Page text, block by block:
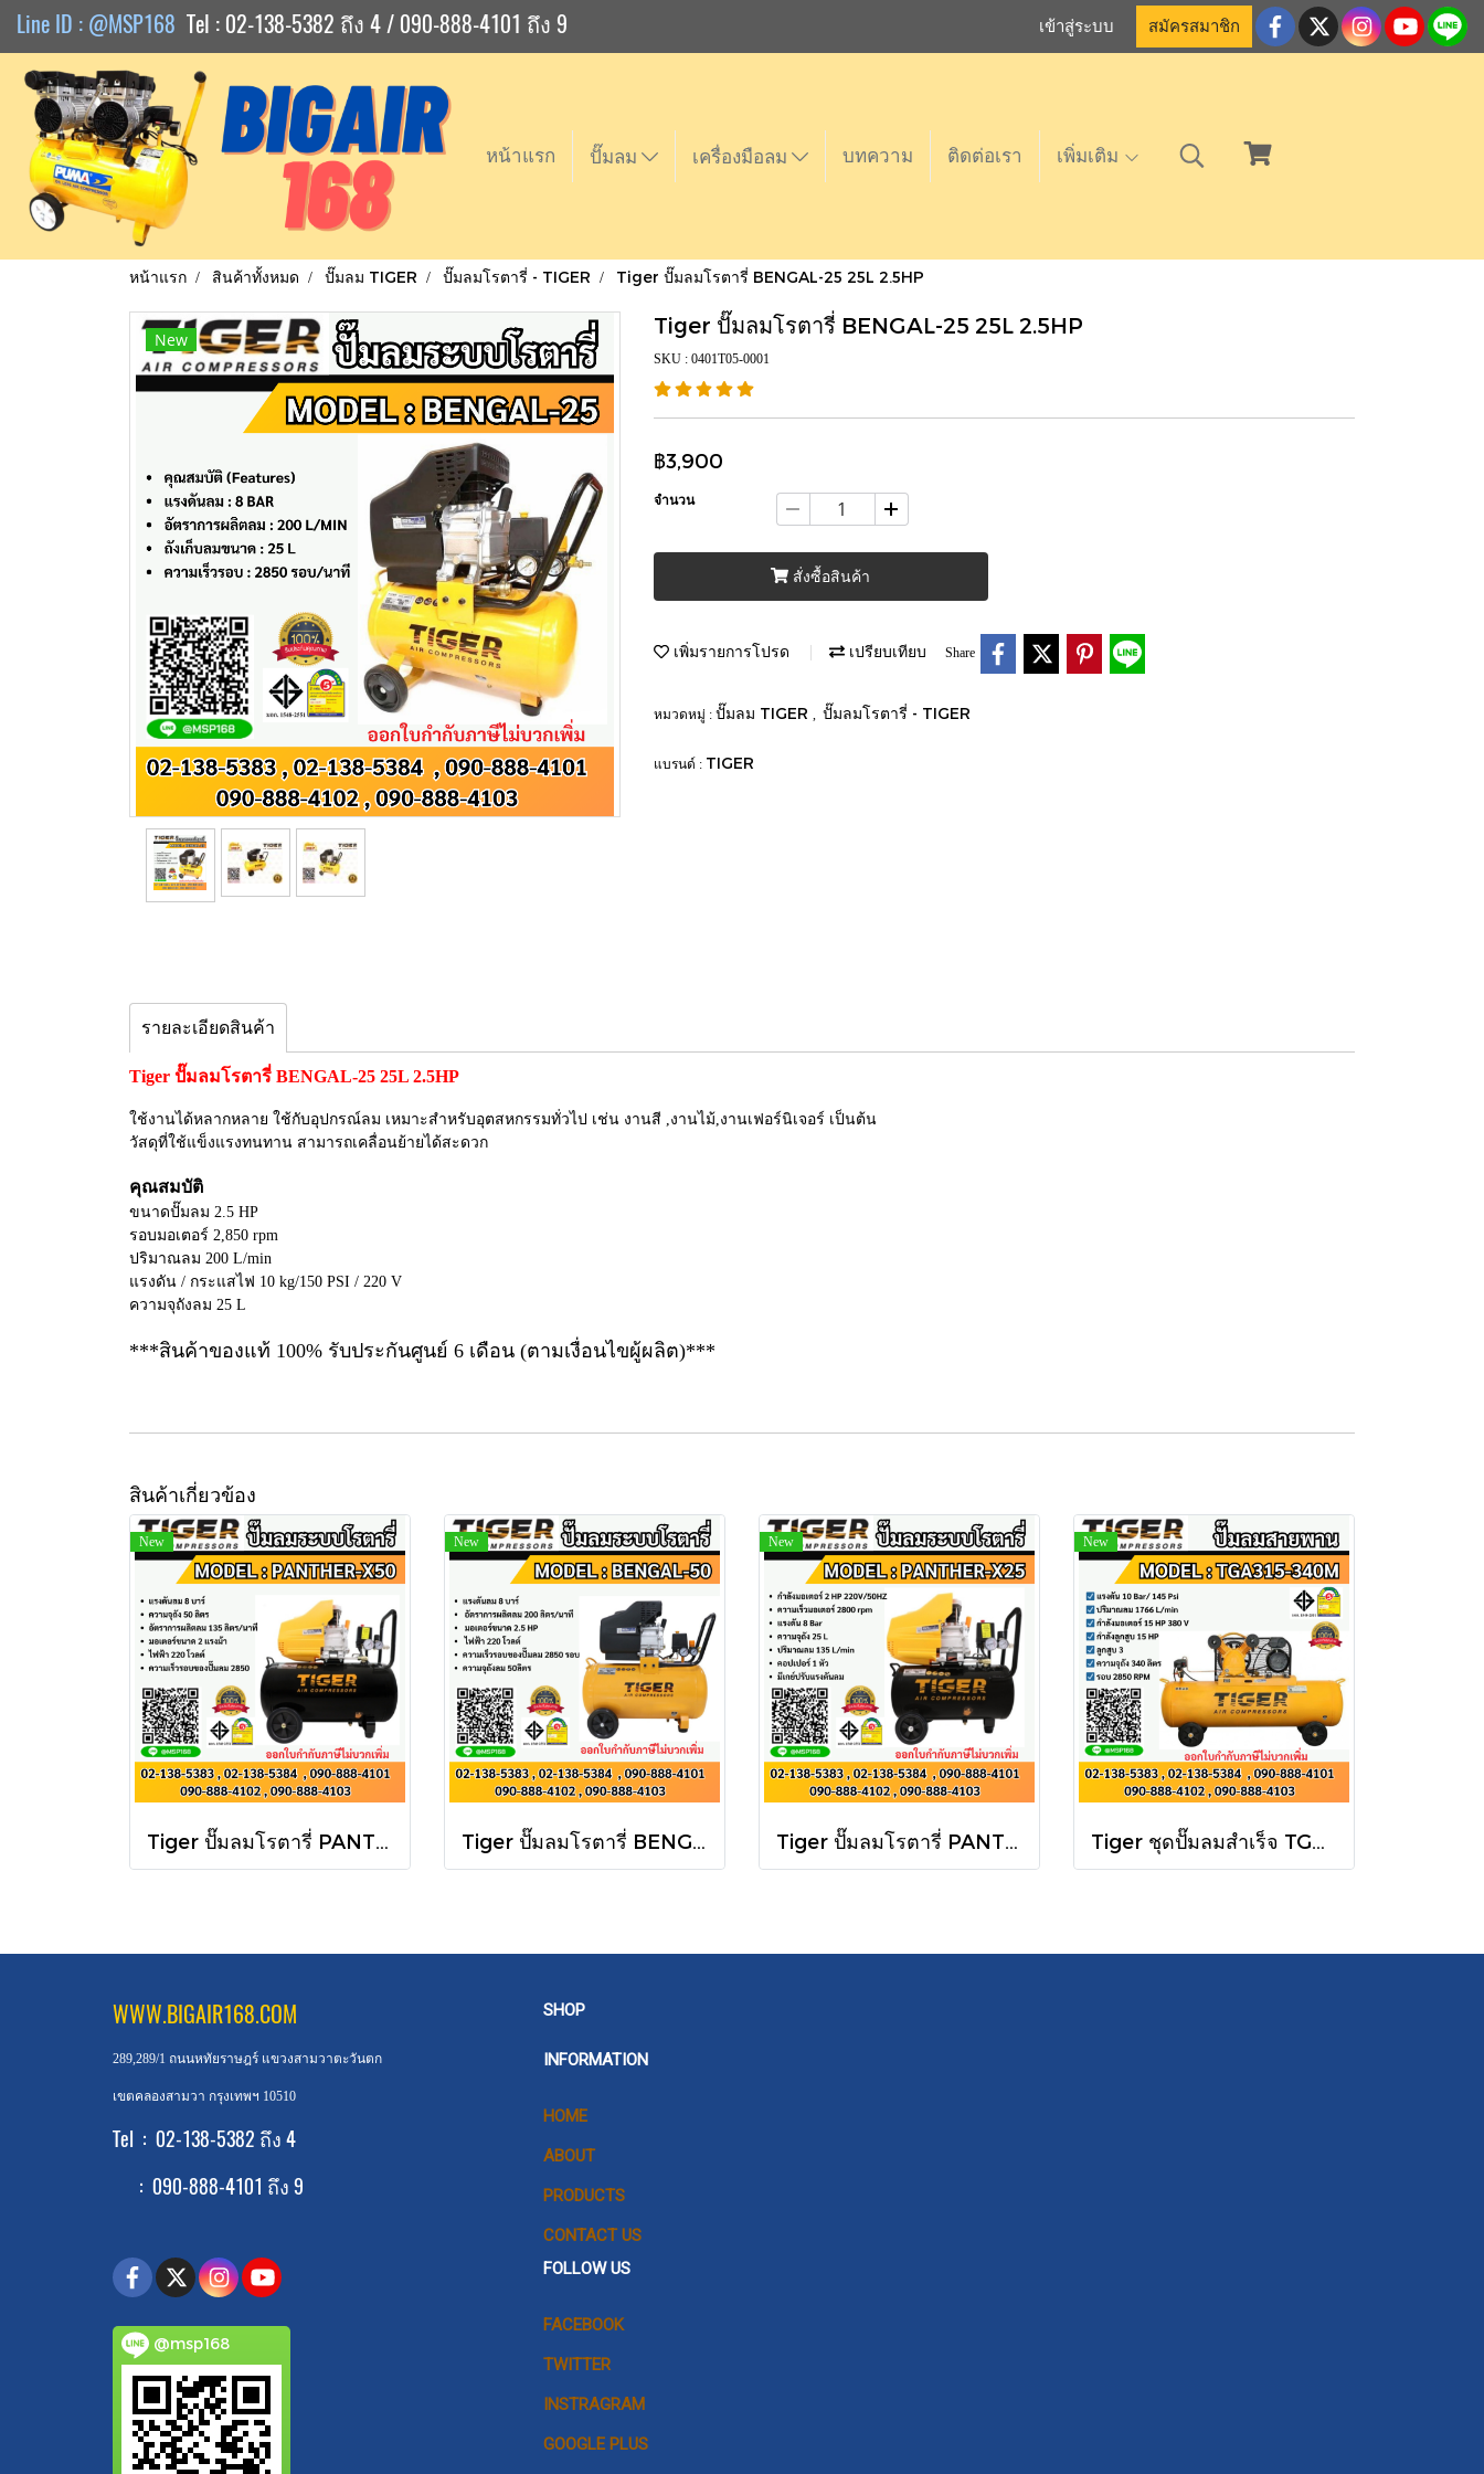
Line ID : @MSP168 Tel : 02-138-5382 ถึง 4 / 090-888-4101 ถึง 9 เข้าสู่ระบบ สมัครสมาชิก
หน้าแรก ปั๊มลม เครื่องมือลม บทความ ติดต่อเรา เพิ่มเติม
หน้าแรก สินค้าทั้งหมด ปั๊มลม TIGER ปั๊มลมโรตารี่ - TIGER Tiger ปั๊มลมโรตารี่ BENGAL-25 25L 2.5HP
New
Tiger ปั๊มลมโรตารี่ BENGAL-25 25L 2.5HP
SKU : 0401T05-0001
฿3,900
จำนวน
สั่งซื้อสินค้า
เพิ่มรายการโปรด เปรียบเทียบ Share
หมวดหมู่ : ปั๊มลม TIGER ปั๊มลมโรตารี่ - TIGER
แบรนด์ : TIGER
รายละเอียดสินค้า
Tiger ปั๊มลมโรตารี่ BENGAL-25 25L 2.5HP
ใช้งานได้หลากหลาย ใช้กับอุปกรณ์ลม เหมาะสำหรับอุตสหกรรมทั่วไป เช่น งานสี ,งานไม้,งานเฟอร์นิเจอร์ เป็นต้น
วัสดุที่ใช้แข็งแรงทนทาน สามารถเคลื่อนย้ายได้สะดวก
คุณสมบัติ
ขนาดปั๊มลม 2.5 HP
รอบมอเตอร์ 2,850 rpm
ปริมาณลม 200 L/min
แรงดัน / กระแสไฟ 10 kg/150 PSI / 220 V
ความจุถังลม 25 L
***สินค้าของแท้ 100% รับประกันศูนย์ 6 เดือน (ตามเงื่อนไขผู้ผลิต)***
สินค้าเกี่ยวข้อง
New New New New
WWW.BIGAIR168.COM
289,289/1 ถนนหทัยราษฎร์ แขวงสามวาตะวันตก
เขตคลองสามวา กรุงเทพฯ 10510
Tel : 02-138-5382 ถึง 4
: 090-888-4101 ถึง 9
@msp168
SHOP
INFORMATION
HOME
ABOUT
PRODUCTS
CONTACT US
FOLLOW US
FACEBOOK
TWITTER
INSTRAGRAM
GOOGLE PLUS